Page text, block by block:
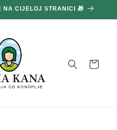
POTROŠENIH 100 € 🔥
Košara